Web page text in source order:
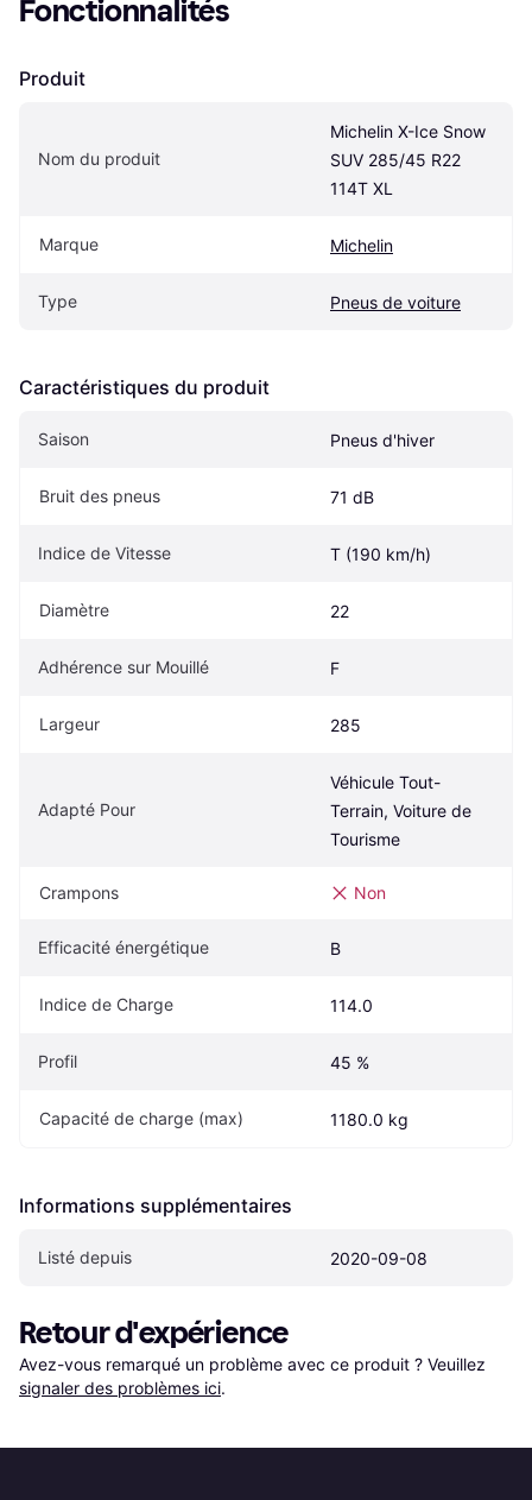
Fonctionnalités
Produit
Nom du produit
Michelin X-Ice Snow
SUV 285/45 R22
114T XL
Marque Michelin
Type Pneus de voiture
Caractéristiques du produit
Saison Pneus d'hiver
Bruit des pneus 71 dB
Indice de Vitesse T (190 km/h)
Diamètre 22
Adhérence sur Mouillé F
Largeur 285
Adapté Pour
Véhicule Tout-
Terrain, Voiture de
Tourisme
Crampons Non
Efficacité énergétique B
Indice de Charge 114.0
Profil 45 %
Capacité de charge (max) 1180.0 kg
Informations supplémentaires
Listé depuis 2020-09-08
Retour d'expérience
Avez-vous remarqué un problème avec ce produit ? Veuillez
signaler des problèmes ici.